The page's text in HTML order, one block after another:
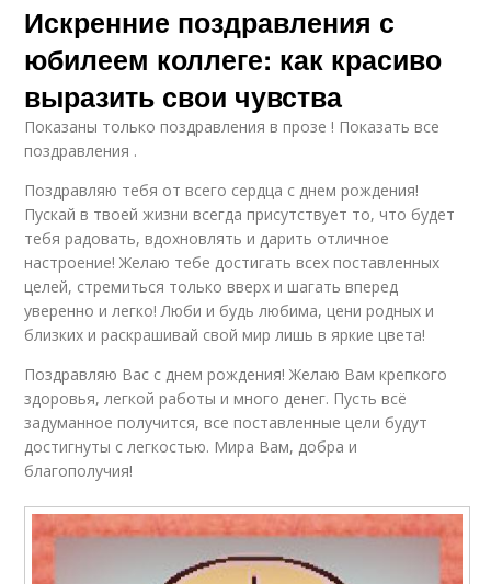
Искренние поздравления с
юбилеем коллеге: как красиво
выразить свои чувства
Показаны только поздравления в прозе ! Показать все
поздравления .
Поздравляю тебя от всего сердца с днем рождения!
Пускай в твоей жизни всегда присутствует то, что будет
тебя радовать, вдохновлять и дарить отличное
настроение! Желаю тебе достигать всех поставленных
целей, стремиться только вверх и шагать вперед
уверенно и легко! Люби и будь любима, цени родных и
близких и раскрашивай свой мир лишь в яркие цвета!
Поздравляю Вас с днем рождения! Желаю Вам крепкого
здоровья, легкой работы и много денег. Пусть всё
задуманное получится, все поставленные цели будут
достигнуты с легкостью. Мира Вам, добра и
благополучия!